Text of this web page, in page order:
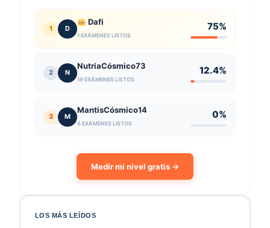
1 D
Dafi
1 EXÁMENES LISTOS
75%
2 N
NutriaCósmico73
19 EXÁMENES LISTOS
12.4%
3 M
MantisCósmico14
5 EXÁMENES LISTOS
0%
Medir mi nivel gratis →
LOS MÁS LEÍDOS